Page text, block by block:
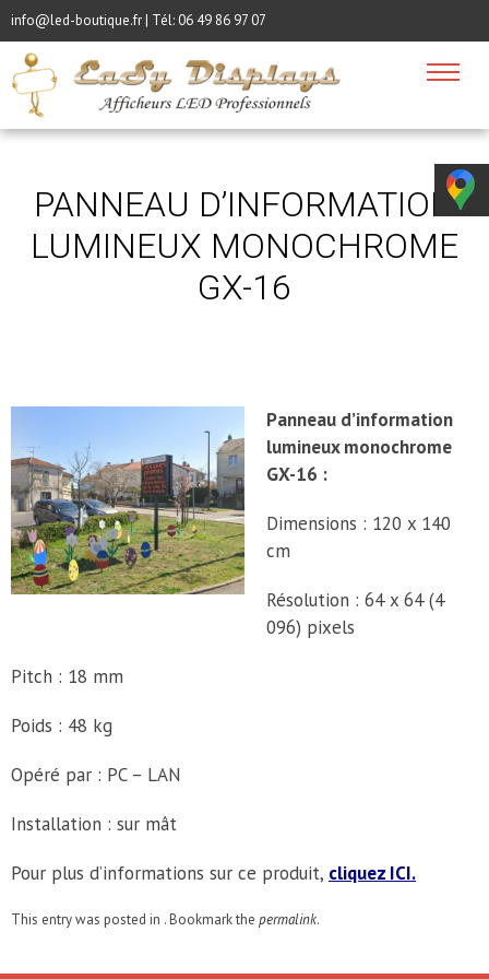
info@led-boutique.fr | Tél: 06 49 86 97 07
PANNEAU D’INFORMATION
LUMINEUX MONOCHROME
GX-16
Panneau d’information
lumineux monochrome
GX-16 :
Dimensions : 120 x 140
cm
Résolution : 64 x 64 (4
096) pixels
Pitch : 18 mm
Poids : 48 kg
Opéré par : PC – LAN
Installation : sur mât
Pour plus d’informations sur ce produit, cliquez ICI.
This entry was posted in . Bookmark the permalink.